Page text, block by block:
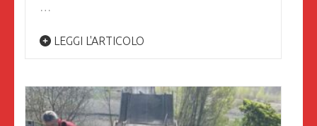
…
LEGGI L'ARTICOLO